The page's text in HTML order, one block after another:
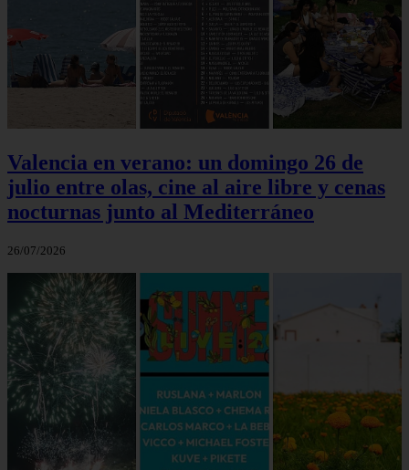
Valencia en verano: un domingo 26 de
julio entre olas, cine al aire libre y cenas
nocturnas junto al Mediterráneo
26/07/2026